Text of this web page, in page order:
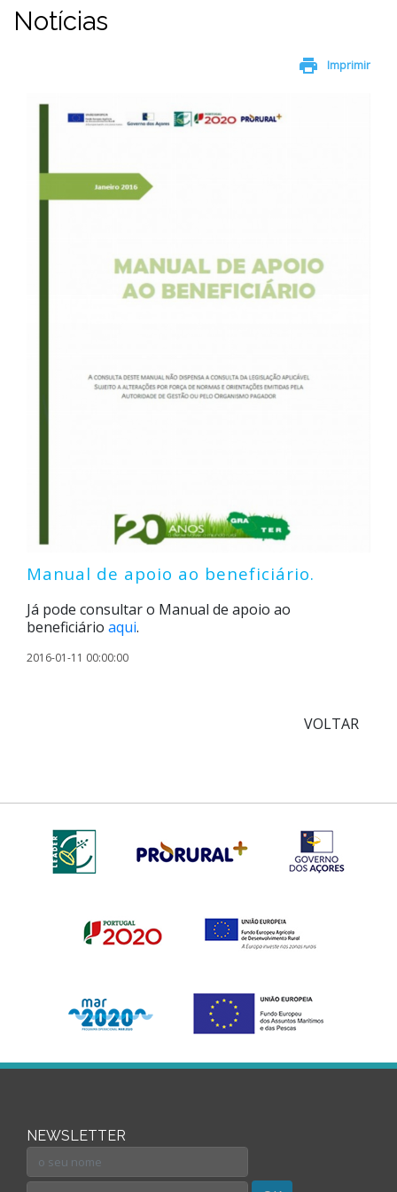
Notícias
print Imprimir
Manual de apoio ao beneficiário.
Já pode consultar o Manual de apoio ao
beneficiário aqui.
2016-01-11 00:00:00
VOLTAR
NEWSLETTER